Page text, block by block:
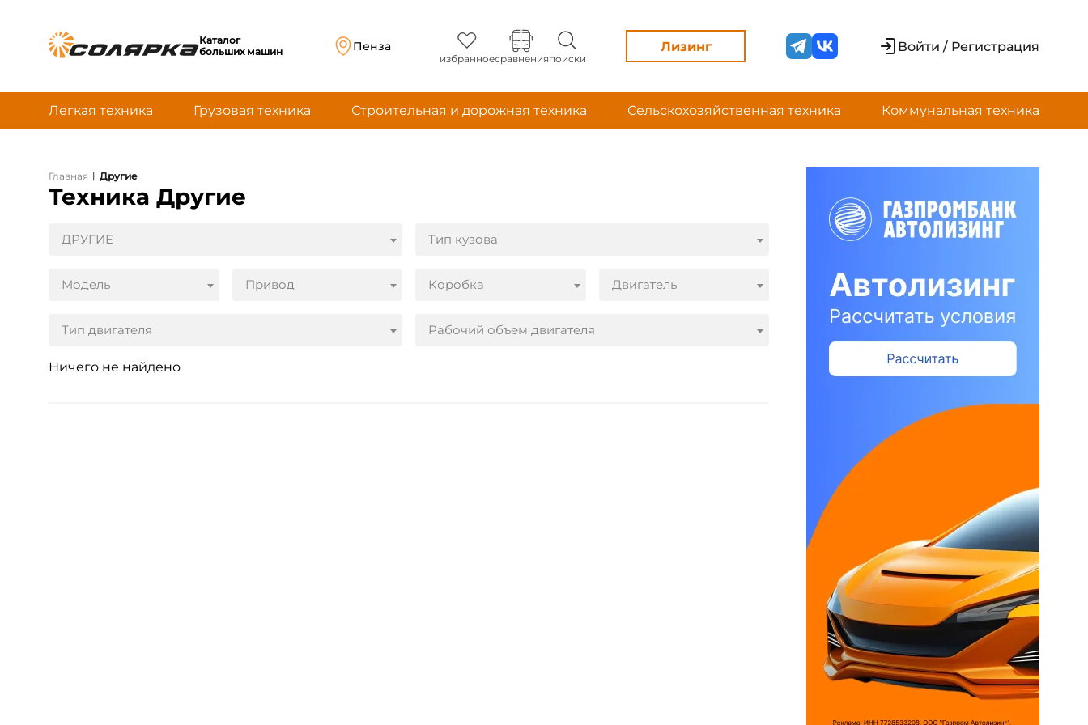
Каталог
больших машин
Пенза
избранноесравненияпоиски
Лизинг Войти / Регистрация
Легкая техника Грузовая техника Строительная и дорожная техника Сельскохозяйственная техника Коммунальная техника
Главная | Другие
Техника Другие
ДРУГИЕ
Модель Привод
Тип двигателя
Тип кузова
Коробка Двигатель
Рабочий объем двигателя
Ничего не найдено